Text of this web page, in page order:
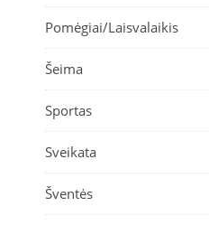
Pomėgiai/Laisvalaikis
Šeima
Sportas
Sveikata
Šventės